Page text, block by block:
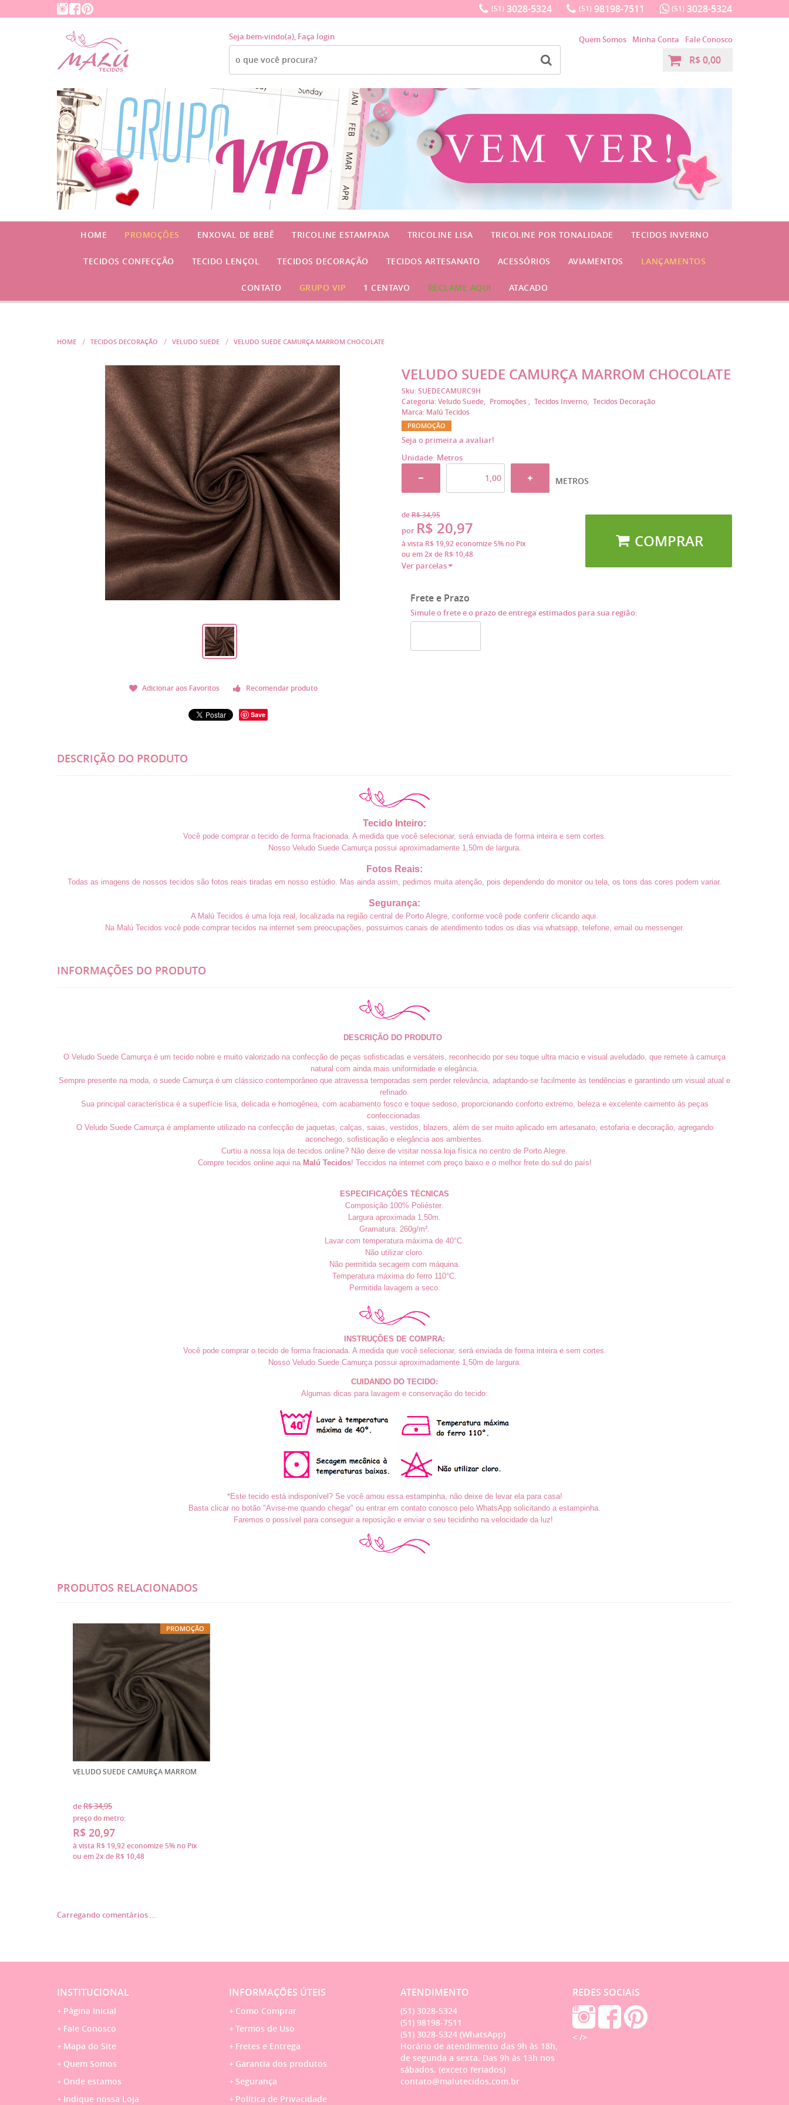
(51) 3028-5324 (51) 98198-7511 (51) 3028-5324
Seja bem-vindo(a), Faça login Quem Somos Minha Conta Fale Conosco
R$ 0,00
HOME PROMOÇÕES ENXOVAL DE BEBÊ TRICOLINE ESTAMPADA TRICOLINE LISA TRICOLINE POR TONALIDADE TECIDOS INVERNO
TECIDOS CONFECÇÃO TECIDO LENÇOL TECIDOS DECORAÇÃO TECIDOS ARTESANATO ACESSÓRIOS AVIAMENTOS LANÇAMENTOS
CONTATO GRUPO VIP 1 CENTAVO RECLAME AQUI ATACADO
HOME TECIDOS DECORAÇÃO VELUDO SUEDE VELUDO SUEDE CAMURÇA MARROM CHOCOLATE
Adicionar aos Favoritos Recomendar produto
Save
VELUDO SUEDE CAMURÇA MARROM CHOCOLATE
Sku:SUEDECAMURC9H
Categoria: Veludo Suede Promoções Tecidos Inverno
Tecidos Decoração
Marca: Malú Tecidos
PROMOÇÃO
Seja o primeira a avaliar!
Unidade: Metros
METROS
deR$ 34,95
por R$ 20,97
à vista R$ 19,92economize5% no Pix
ou em2x de R$ 10,48
Ver parcelas
COMPRAR
Frete e Prazo
Simule o frete e o prazo de entrega estimados para sua região:
DESCRIÇÃO DO PRODUTO
Tecido Inteiro:
Você pode comprar o tecido de forma fracionada. A medida que você selecionar, será enviada de forma inteira e sem cortes.
Nosso Veludo Suede Camurça possui aproximadamente 1,50m de largura.
Fotos Reais:
Todas as imagens de nossos tecidos são fotos reais tiradas em nosso estúdio. Mas ainda assim, pedimos muita atenção, pois dependendo do monitor ou tela, os tons das cores podem variar.
Segurança:
A Malú Tecidos é uma loja real, localizada na região central de Porto Alegre, conforme você pode conferir clicando aqui
Na Malú Tecidos você pode comprar tecidos na internet sem preocupações, possuimos canais de atendimento todos os dias via whatsapp, telefone, email ou messenger.
INFORMAÇÕES DO PRODUTO
DESCRIÇÃO DO PRODUTO
O Veludo Suede Camurça é um tecido nobre e muito valorizado na confecção de peças sofisticadas e versáteis, reconhecido por seu toque ultra macio e visual aveludado, que remete à camurça
natural com ainda mais uniformidade e elegância.
Sempre presente na moda, o suede Camurça é um clássico contemporâneo que atravessa temporadas sem perder relevância, adaptando-se facilmente às tendências e garantindo um visual atual e
refinado.
Sua principal característica é a superfície lisa, delicada e homogênea, com acabamento fosco e toque sedoso, proporcionando conforto extremo, beleza e excelente caimento às peças
confeccionadas.
O Veludo Suede Camurça é amplamente utilizado na confecção de jaquetas, calças, saias, vestidos, blazers, além de ser muito aplicado em artesanato, estofaria e decoração, agregando
aconchego, sofisticação e elegância aos ambientes.
Curtiu a nossa loja de tecidos online? Não deixe de visitar nossa loja física no centro de Porto Alegre.
Compre tecidos online aqui na Malú Tecidos! Teccidos na internet com preço baixo e o melhor frete do sul do país!
ESPECIFICAÇÕES TÉCNICAS
Composição 100% Poliéster
Largura aproximada 1,50m.
Gramatura: 260g/m².
Lavar com temperatura máxima de 40°C.
Não utilizar cloro.
Não permitida secagem com máquina.
Temperatura máxima do ferro 110°C.
Permitida lavagem a seco.
INSTRUÇÕES DE COMPRA:
Você pode comprar o tecido de forma fracionada. A medida que você selecionar, será enviada de forma inteira e sem cortes.
Nosso Veludo Suede Camurçapossui aproximadamente 1,50m de largura.
CUIDANDO DO TECIDO:
Algumas dicas para lavagem e conservação do tecido:
*Este tecido está indisponível? Se você amou essa estampinha, não deixe de levar ela para casa!
Basta clicar no botão "Avise-me quando chegar" ou entrar em contato conosco pelo WhatsApp solicitando a estampinha.
Faremos o possível para conseguir a reposição e enviar o seu tecidinho na velocidade da luz!
PRODUTOS RELACIONADOS
PROMOÇÃO
VELUDO SUEDE CAMURÇA MARROM
deR$ 34,95
preço do metro:
R$ 20,97
à vista R$ 19,92economize5% no Pix
ou em2x de R$ 10,48
Carregando comentários ...
INSTITUCIONAL
Página Inicial
Fale Conosco
Mapa do Site
Quem Somos
Onde estamos
Indique nossa Loja
INFORMAÇÕES ÚTEIS
Como Comprar
Termos de Uso
Fretes e Entrega
Garantia dos produtos
Segurança
Política de Privacidade
ATENDIMENTO
(51) 3028-5324
(51) 98198-7511
(51) 3028-5324 (WhatsApp)
Horário de atendimento das 9h às 18h,
de segunda a sexta. Das 9h às 13h nos
sábados. (exceto feriados)
contato@malutecidos.com.br
REDES SOCIAIS
< />